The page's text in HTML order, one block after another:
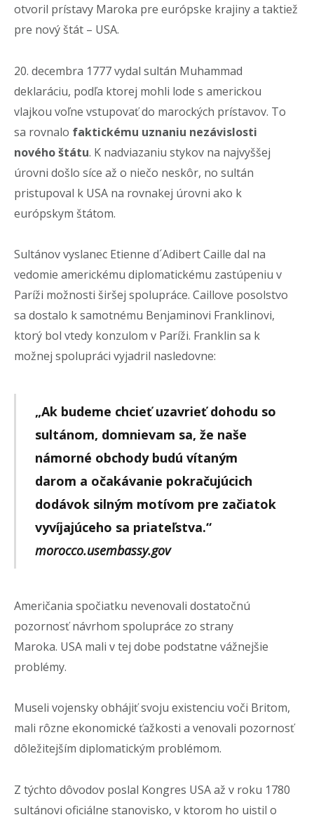
otvoril prístavy Maroka pre európske krajiny a taktiež
pre nový štát – USA.
20. decembra 1777 vydal sultán Muhammad
deklaráciu, podľa ktorej mohli lode s americkou
vlajkou voľne vstupovať do marockých prístavov. To
sa rovnalo faktickému uznaniu nezávislosti
nového štátu. K nadviazaniu stykov na najvyššej
úrovni došlo síce až o niečo neskôr, no sultán
pristupoval k USA na rovnakej úrovni ako k
európskym štátom.
Sultánov vyslanec Etienne d´Adibert Caille dal na
vedomie americkému diplomatickému zastúpeniu v
Paríži možnosti širšej spolupráce. Caillove posolstvo
sa dostalo k samotnému Benjaminovi Franklinovi,
ktorý bol vtedy konzulom v Paríži. Franklin sa k
možnej spolupráci vyjadril nasledovne:
„Ak budeme chcieť uzavrieť dohodu so
sultánom, domnievam sa, že naše
námorné obchody budú vítaným
darom a očakávanie pokračujúcich
dodávok silným motívom pre začiatok
vyvíjajúceho sa priateľstva.“
morocco.usembassy.gov
Američania spočiatku nevenovali dostatočnú
pozornosť návrhom spolupráce zo strany
Maroka. USA mali v tej dobe podstatne vážnejšie
problémy.
Museli vojensky obhájiť svoju existenciu voči Britom,
mali rôzne ekonomické ťažkosti a venovali pozornosť
dôležitejším diplomatickým problémom.
Z týchto dôvodov poslal Kongres USA až v roku 1780
sultánovi oficiálne stanovisko, v ktorom ho uistil o